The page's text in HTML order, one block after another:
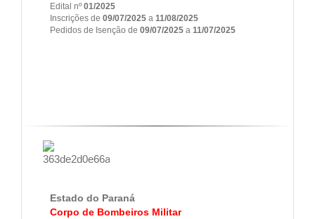
Edital nº01/2025
Inscrições de 09/07/2025 a 11/08/2025
Pedidos de Isenção de 09/07/2025 a 11/07/2025
Estado do Paraná
Corpo de Bombeiros Militar